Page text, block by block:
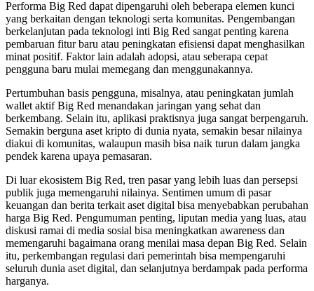
Performa Big Red dapat dipengaruhi oleh beberapa elemen kunci
yang berkaitan dengan teknologi serta komunitas. Pengembangan
berkelanjutan pada teknologi inti Big Red sangat penting karena
pembaruan fitur baru atau peningkatan efisiensi dapat menghasilkan
minat positif. Faktor lain adalah adopsi, atau seberapa cepat
pengguna baru mulai memegang dan menggunakannya.
Pertumbuhan basis pengguna, misalnya, atau peningkatan jumlah
wallet aktif Big Red menandakan jaringan yang sehat dan
berkembang. Selain itu, aplikasi praktisnya juga sangat berpengaruh.
Semakin berguna aset kripto di dunia nyata, semakin besar nilainya
diakui di komunitas, walaupun masih bisa naik turun dalam jangka
pendek karena upaya pemasaran.
Di luar ekosistem Big Red, tren pasar yang lebih luas dan persepsi
publik juga memengaruhi nilainya. Sentimen umum di pasar
keuangan dan berita terkait aset digital bisa menyebabkan perubahan
harga Big Red. Pengumuman penting, liputan media yang luas, atau
diskusi ramai di media sosial bisa meningkatkan awareness dan
memengaruhi bagaimana orang menilai masa depan Big Red. Selain
itu, perkembangan regulasi dari pemerintah bisa mempengaruhi
seluruh dunia aset digital, dan selanjutnya berdampak pada performa
harganya.